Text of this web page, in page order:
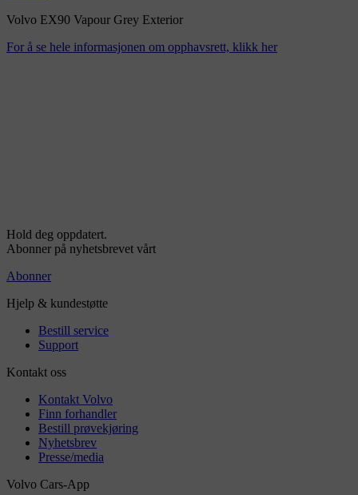
Volvo EX90 Vapour Grey Exterior
For å se hele informasjonen om opphavsrett, klikk her